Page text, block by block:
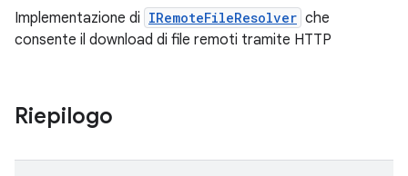
Implementazione di IRemoteFileResolver che
consente il download di file remoti tramite HTTP
Riepilogo